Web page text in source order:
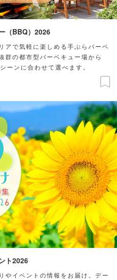
（BBQ）2026
アで気軽に楽しめる手ぶらバーベ
群の都市型バーベキュー場から
ーンに合わせて選べます。
ト2026
やイベントの情報をお届け。デー